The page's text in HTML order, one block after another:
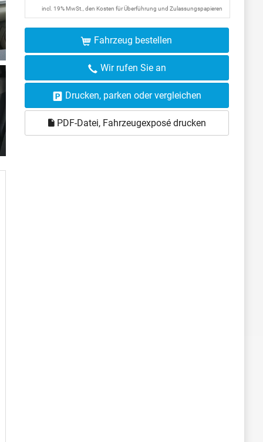
incl. 19% MwSt., den Kosten für Überführung und Zulassungspapieren
Fahrzeug bestellen
Wir rufen Sie an
Drucken, parken oder vergleichen
PDF-Datei, Fahrzeugexposé drucken